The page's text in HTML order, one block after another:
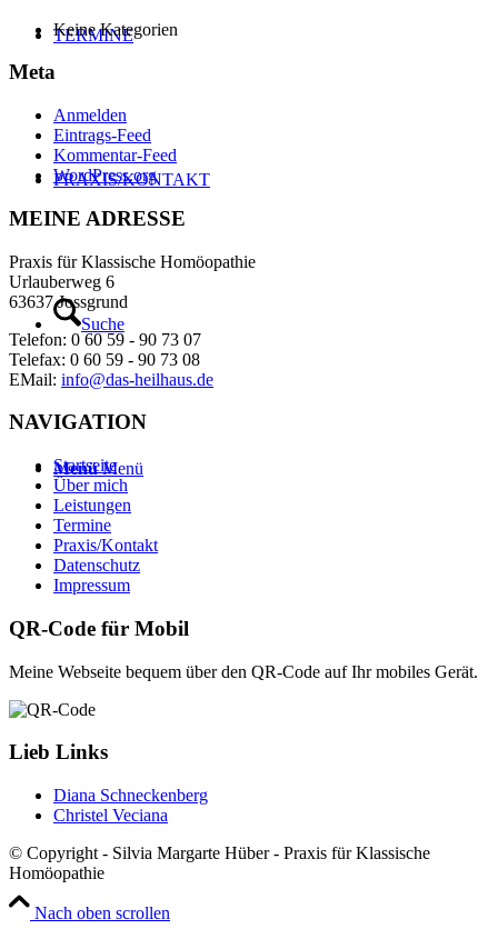
TERMINE
PRAXIS/KONTAKT
Suche
Menü Menü
Keine Kategorien
Meta
Anmelden
Eintrags-Feed
Kommentar-Feed
WordPress.org
MEINE ADRESSE
Praxis für Klassische Homöopathie
Urlauberweg 6
63637 Jossgrund
Telefon: 0 60 59 - 90 73 07
Telefax: 0 60 59 - 90 73 08
EMail: info@das-heilhaus.de
NAVIGATION
Startseite
Über mich
Leistungen
Termine
Praxis/Kontakt
Datenschutz
Impressum
QR-Code für Mobil
Meine Webseite bequem über den QR-Code auf Ihr mobiles Gerät.
Lieb Links
Diana Schneckenberg
Christel Veciana
© Copyright - Silvia Margarte Hüber - Praxis für Klassische
Homöopathie
Nach oben scrollen